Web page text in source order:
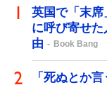
英国で「末席
に呼び寄せ
由
Book Bang
「死ぬとか